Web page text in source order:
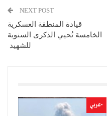
NEXT POST
قيادة المنطقة العسكرية
الخامسة تُحيي الذكرى السنوية
للشهيد
-عربي